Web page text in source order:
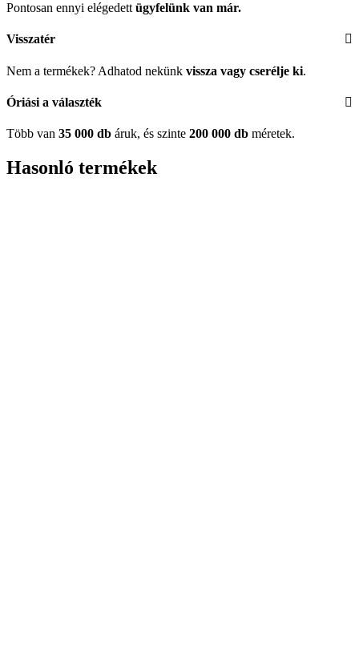
Pontosan ennyi elégedett ügyfelünk van már.
Visszatér
Nem a termékek? Adhatod nekünk vissza vagy cserélje ki.
Óriási a választék
Több van 35 000 db áruk, és szinte 200 000 db méretek.
Hasonló termékek